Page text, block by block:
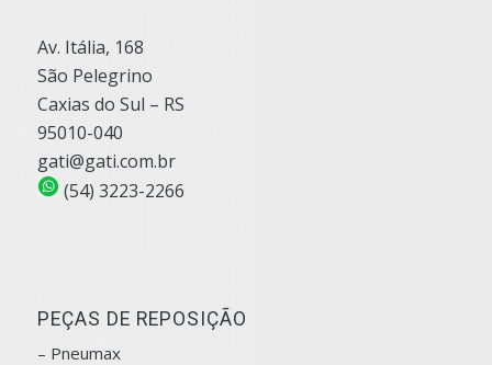
Av. Itália, 168
São Pelegrino
Caxias do Sul – RS
95010-040
gati@gati.com.br
(54) 3223-2266
PEÇAS DE REPOSIÇÃO
– Pneumax